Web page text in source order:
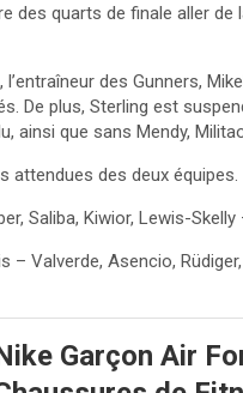
des quarts de finale aller
des Gunners,
De plus, Sterling est
ainsi que sans Mendy,
des deux équipes.
Saliba, Kiwior, Lewis-
– Valverde, Asencio,
Garçon Air